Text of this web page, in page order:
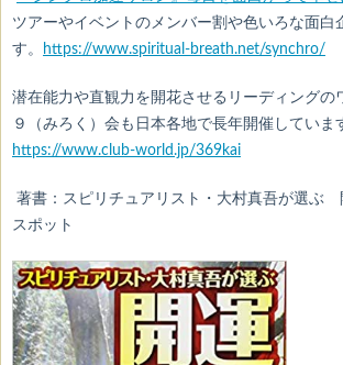
ツアーやイベントのメンバー割や色いろな面白
す。
https://www.spiritual-breath.net/synchro/
潜在能力や直観力を開花させるリーディングの
９（みろく）会も日本各地で長年開催していま
https://www.club-world.jp/369kai
著書：スピリチュアリスト・大村真吾が選ぶ
スポット